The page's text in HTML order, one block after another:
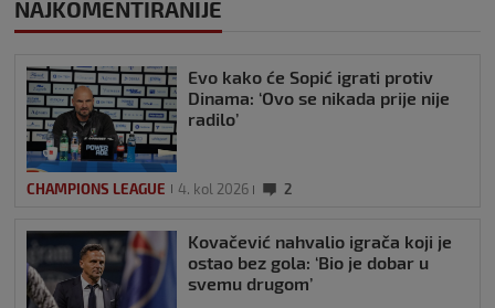
NAJKOMENTIRANIJE
Evo kako će Sopić igrati protiv
Dinama: ‘Ovo se nikada prije nije
radilo’
CHAMPIONS LEAGUE 4. kol 2026 2
Kovačević nahvalio igrača koji je
ostao bez gola: ‘Bio je dobar u
svemu drugom’